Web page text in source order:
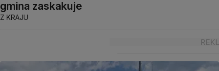
gmina zaskakuje
Z KRAJU